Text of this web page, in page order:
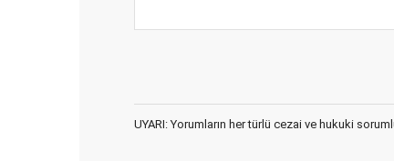
UYARI: Yorumların her türlü cezai ve hukuki